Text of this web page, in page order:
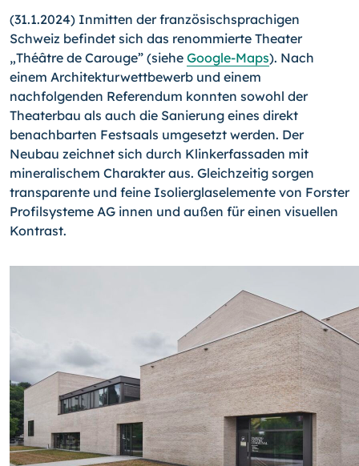
(31.1.2024) Inmitten der französischsprachigen
Schweiz befindet sich das renommierte Theater
„Théâtre de Carouge” (siehe Google-Maps). Nach
einem Architekturwettbewerb und einem
nachfolgenden Referendum konnten sowohl der
Theaterbau als auch die Sanierung eines direkt
benachbarten Festsaals umgesetzt werden. Der
Neubau zeichnet sich durch Klinkerfassaden mit
mineralischem Charakter aus. Gleichzeitig sorgen
transparente und feine Isolierglaselemente von Forster
Profilsysteme AG innen und außen für einen visuellen
Kontrast.